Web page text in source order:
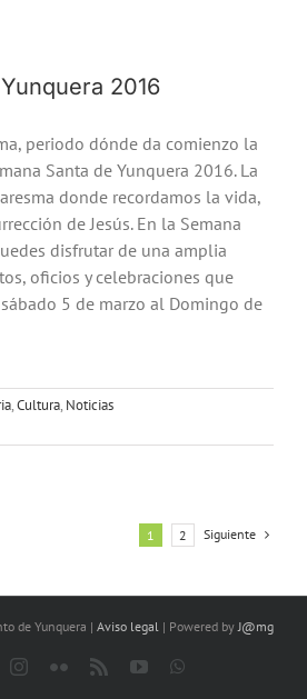
2016
periodo dónde da comienzo la
Santa de Yunquera 2016. La
donde recordamos la vida,
de Jesús. En la Semana
disfrutar de una amplia
oficios y celebraciones que
5 de marzo al Domingo de
,Cultura, Noticias
1 2 Siguiente
de Yunquera | Aviso legal | Powered byJ@mg
Instagram
Flickr Rss YouTube